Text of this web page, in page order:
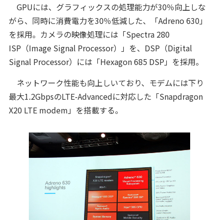
GPUには、グラフィックスの処理能力が30％向上しな
がら、同時に消費電力を30％低減した、「Adreno 630」
を採用。カメラの映像処理には「Spectra 280
ISP（Image Signal Processor）」を、DSP（Digital
Signal Processor）には「Hexagon 685 DSP」を採用。
ネットワーク性能も向上しいており、モデムには下り
最大1.2GbpsのLTE-Advancedに対応した「Snapdragon
X20 LTE modem」を搭載する。